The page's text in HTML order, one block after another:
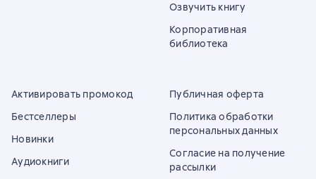
Озвучить книгу
Корпоративная
библиотека
Активировать промокод
Бестселлеры
Новинки
Аудиокниги
Публичная оферта
Политика обработки
персональных данных
Согласие на получение
рассылки